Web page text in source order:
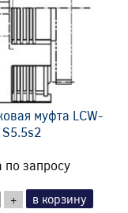
муфта LCW-
S5.5s2
по запросу
+ в корзину